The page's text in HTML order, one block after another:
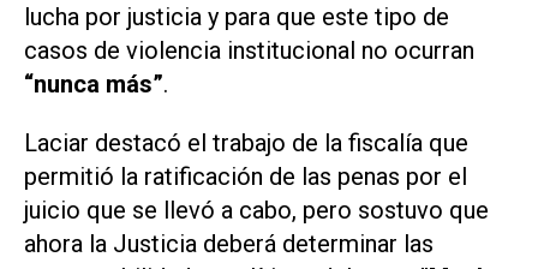
lucha por justicia y para que este tipo de
casos de violencia institucional no ocurran
“nunca más”.
Laciar destacó el trabajo de la fiscalía que
permitió la ratificación de las penas por el
juicio que se llevó a cabo, pero sostuvo que
ahora la Justicia deberá determinar las